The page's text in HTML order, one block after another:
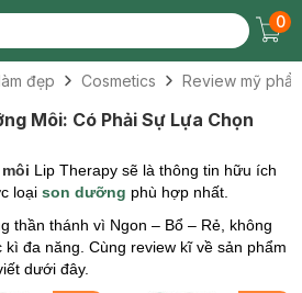
0
đẹp Cosmetics Review mỹ
Môi: Có Phải Sự Lựa Chọn
Lip Therapy sẽ là thông tin hữu ích
loại son dưỡng phù hợp nhất.
thần thánh vì Ngon – Bổ – Rẻ, không
đa năng. Cùng review kĩ về sản phẩm
dưới đây.